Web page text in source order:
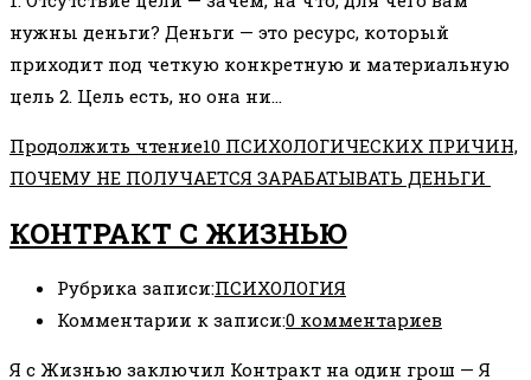
нужны деньги? Деньги — это ресурс, который
приходит под четкую конкретную и материальную
цель 2. Цель есть, но она ни…
Продолжить чтение10 ПСИХОЛОГИЧЕСКИХ ПРИЧИН,
ПОЧЕМУ НЕ ПОЛУЧАЕТСЯ ЗАРАБАТЫВАТЬ ДЕНЬГИ
КОНТРАКТ С ЖИЗНЬЮ
Рубрика записи:ПСИХОЛОГИЯ
Комментарии к записи:0 комментариев
Я с Жизнью заключил Контракт на один грош — Я